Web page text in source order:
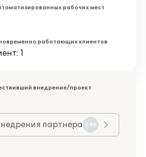
рабочих мест
работающих клиентов
1
внедрение/проект
партнера 246